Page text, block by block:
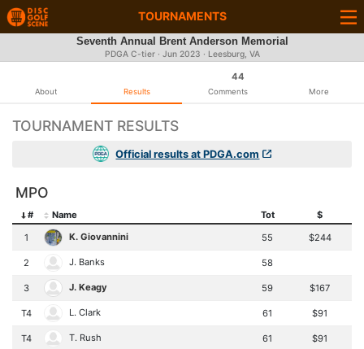
TOURNAMENTS
Seventh Annual Brent Anderson Memorial
PDGA C-tier · Jun 2023 · Leesburg, VA
About Results
44
Comments More
TOURNAMENT RESULTS
Official results at PDGA.com
MPO
# Name Tot
$
1
K. Giovannini 55 $244
2 J. Banks 58
3 J. Keagy 59 $167
T4 L. Clark 61 $91
T4 T. Rush 61 $91